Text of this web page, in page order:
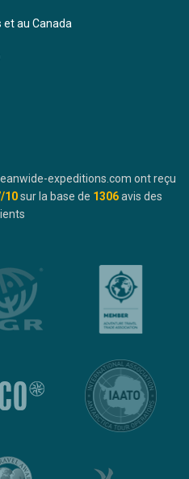
et au Canada
expeditions.com ont reçu
/10sur la base de 1306avis des